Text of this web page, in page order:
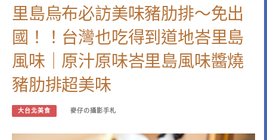
里島烏布必訪美味豬肋排～免出
國！！台灣也吃得到道地峇里島
風味｜原汁原味峇里島風味醬燒
豬肋排超美味
大台北美食 麥仔の攝影手札